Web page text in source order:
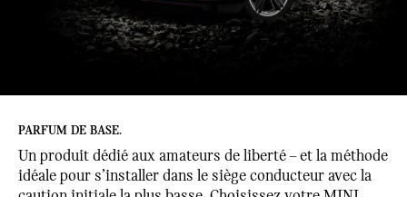
PARFUM DE BASE.
Un produit dédié aux amateurs de liberté – et la méthode
idéale pour s’installer dans le siège conducteur avec la